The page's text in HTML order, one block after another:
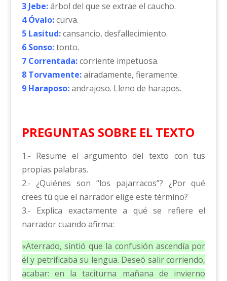
3 Jebe: árbol del que se extrae el caucho.
4 Óvalo:curva.
5 Lasitud:cansancio, desfallecimiento.
6 Sonso:tonto.
7 Correntada:corriente impetuosa.
8 Torvamente:airadamente, fieramente.
9 Haraposo: andrajoso. Lleno de harapos.
PREGUNTAS SOBRE EL TEXTO
1.- Resume el argumento del texto con tus
propias palabras.
2.- ¿Quiénes son “los pajarracos”? ¿Por qué
crees tú que el narrador elige este término?
3.- Explica exactamente a qué se refiere el
narrador cuando afirma:
«Aterrado, sintió que la confusión ascendía por
él y petrificaba su lengua. Deseó salir corriendo,
acabar: en la taciturna mañana de invierno